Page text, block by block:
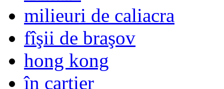
milieuri de caliacra
fîşii de braşov
hong kong
în cartier